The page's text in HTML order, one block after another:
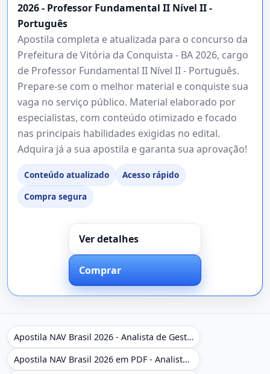
2026 - Professor Fundamental II Nível II -
Português
Apostila completa e atualizada para o concurso da
Prefeitura de Vitória da Conquista - BA 2026, cargo
de Professor Fundamental II Nível II - Português.
Prepare-se com o melhor material e conquiste sua
vaga no serviço público. Material elaborado por
especialistas, com conteúdo otimizado e focado
nas principais habilidades exigidas no edital.
Adquira já a sua apostila e garanta sua aprovação!
Conteúdo atualizado
Acesso rápido
Compra segura
Ver detalhes
Comprar
Apostila NAV Brasil 2026 - Analista de Gestão
Apostila NAV Brasil 2026 em PDF - Analista de Gestão